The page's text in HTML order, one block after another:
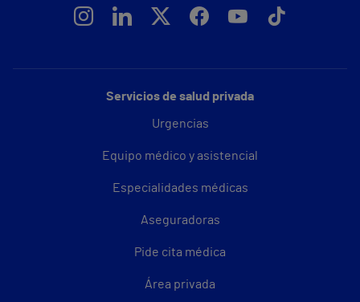
Servicios de salud privada
Urgencias
Equipo médico y asistencial
Especialidades médicas
Aseguradoras
Pide cita médica
Área privada